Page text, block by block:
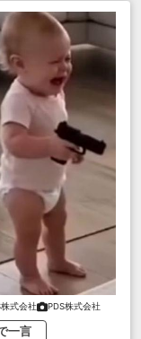
株式会社 PDS株式会社
一言